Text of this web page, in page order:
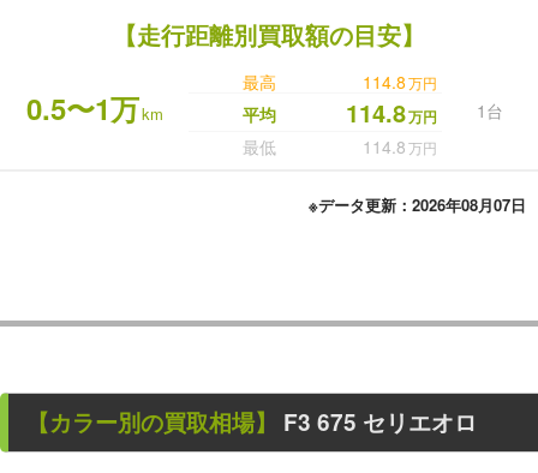
【走行距離別買取額の目安】
0.5〜1万km
最高 114.8万円
1台
平均 114.8万円
最低 114.8万円
※データ更新：2026年08月07日
【カラー別の買取相場】 F3 675 セリエオロ